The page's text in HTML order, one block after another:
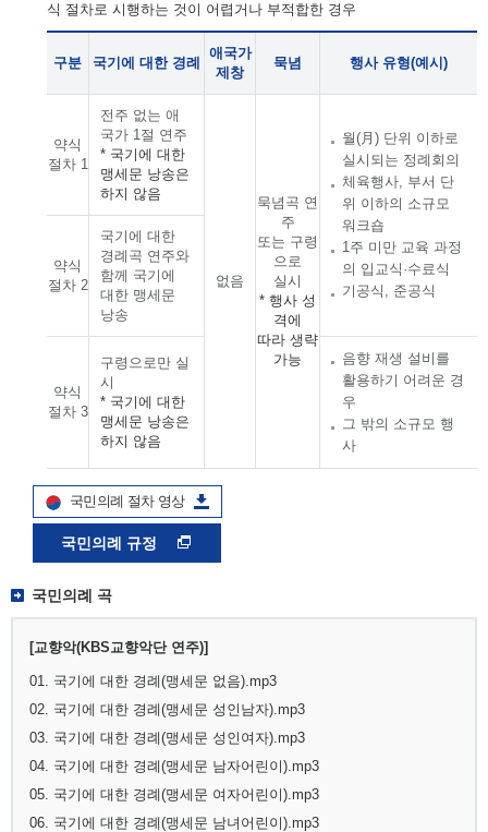
식 절차로 시행하는 것이 어렵거나 부적합한 경우
구분 국기에 대한 경례
애국가
제창
묵념 행사 유형(예시)
약식
절차 1
전주 없는 애
국가 1절 연주
* 국기에 대한
맹세문 낭송은
하지 않음
없음
묵념곡 연
주
또는 구령
으로
실시
* 행사 성
격에
따라 생략
가능
월(月) 단위 이하로
실시되는 정례회의
체육행사, 부서 단
위 이하의 소규모
워크숍
1주 미만 교육 과정
의 입교식·수료식
기공식, 준공식
약식
절차 2
국기에 대한
경례곡 연주와
함께 국기에
대한 맹세문
낭송
약식
절차 3
구령으로만 실
시
* 국기에 대한
맹세문 낭송은
하지 않음
음향 재생 설비를
활용하기 어려운 경
우
그 밖의 소규모 행
사
국민의례 절차 영상
국민의례 규정
국민의례 곡
[교향악(KBS교향악단 연주)]
01. 국기에 대한 경례(맹세문 없음).mp3
02. 국기에 대한 경례(맹세문 성인남자).mp3
03. 국기에 대한 경례(맹세문 성인여자).mp3
04. 국기에 대한 경례(맹세문 남자어린이).mp3
05. 국기에 대한 경례(맹세문 여자어린이).mp3
06. 국기에 대한 경례(맹세문 남녀어린이).mp3